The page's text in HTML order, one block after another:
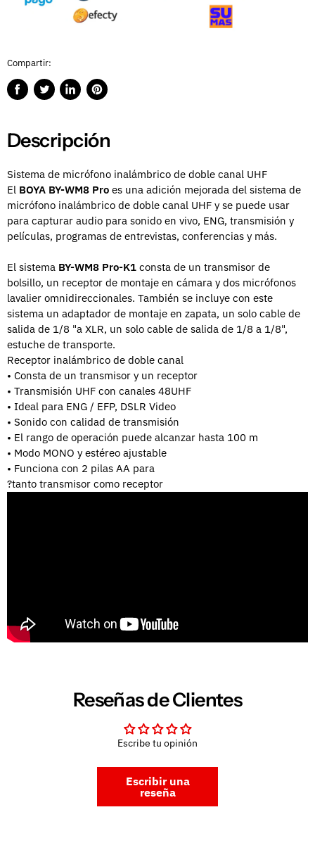
Compartir:
CompartirPublicarCompartirGuardar
Descripción
Sistema de micrófono inalámbrico de doble canal UHF
El BOYA BY-WM8 Pro es una adición mejorada del sistema de
micrófono inalámbrico de doble canal UHF y se puede usar
para capturar audio para sonido en vivo, ENG, transmisión y
películas, programas de entrevistas, conferencias y más.
El sistema BY-WM8 Pro-K1 consta de un transmisor de
bolsillo, un receptor de montaje en cámara y dos micrófonos
lavalier omnidireccionales. También se incluye con este
sistema un adaptador de montaje en zapata, un solo cable de
salida de 1/8 "a XLR, un solo cable de salida de 1/8 a 1/8",
estuche de transporte.
Receptor inalámbrico de doble canal
• Consta de un transmisor y un receptor
• Transmisión UHF con canales 48UHF
• Ideal para ENG / EFP, DSLR Video
• Sonido con calidad de transmisión
• El rango de operación puede alcanzar hasta 100 m
• Modo MONO y estéreo ajustable
• Funciona con 2 pilas AA para
?tanto transmisor como receptor
Reseñas de Clientes
Escribe tu opinión
Escribir una
reseña